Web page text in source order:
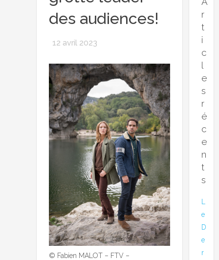
des audiences!
12 avril 2023
© Fabien MALOT – FTV –
r
t
i
c
l
e
s
r
é
c
e
n
t
s
e
D
e
r